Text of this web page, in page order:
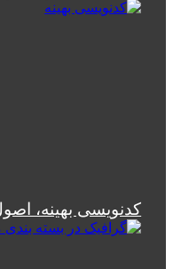
کدنویسی بهینه،